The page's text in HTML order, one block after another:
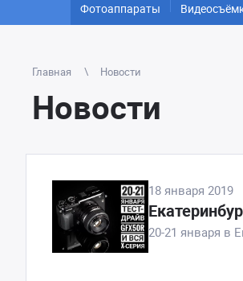
Фотоаппараты
Главная Новости
Новости
18 января 2019
20-21 января в